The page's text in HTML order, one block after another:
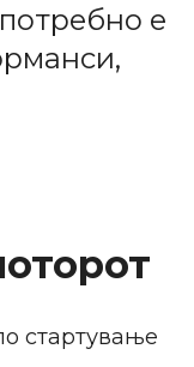
е
стартување